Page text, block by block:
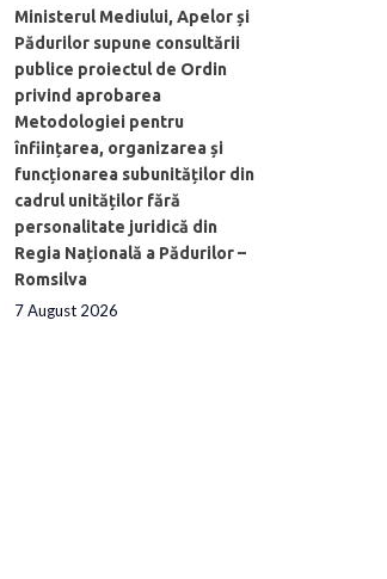
Ministerul Mediului, Apelor și
Pădurilor supune consultării
publice proiectul de Ordin
privind aprobarea
Metodologiei pentru
înființarea, organizarea și
funcționarea subunităților din
cadrul unităților fără
personalitate juridică din
Regia Națională a Pădurilor –
Romsilva
7 August 2026